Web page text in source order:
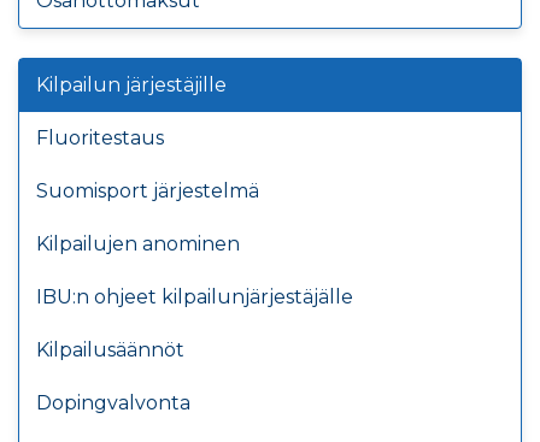
Kilpailun järjestäjille
Fluoritestaus
Suomisport järjestelmä
Kilpailujen anominen
IBU:n ohjeet kilpailunjärjestäjälle
Kilpailusäännöt
Dopingvalvonta